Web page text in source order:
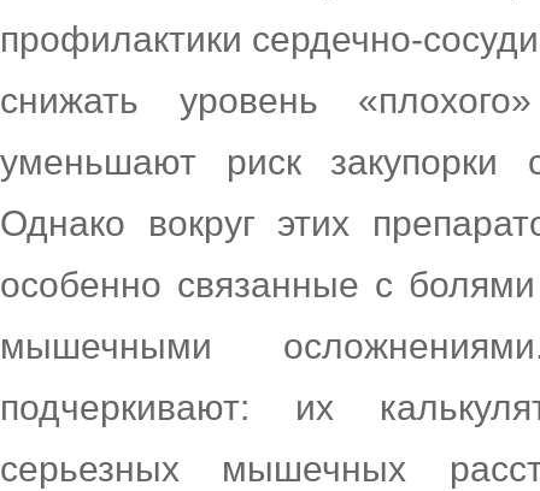
профилактики сердечно-
снижать уровень
уменьшают риск закупорки
Однако вокруг этих
особенно связанные с
мышечными
подчеркивают: их
серьезных мышечных